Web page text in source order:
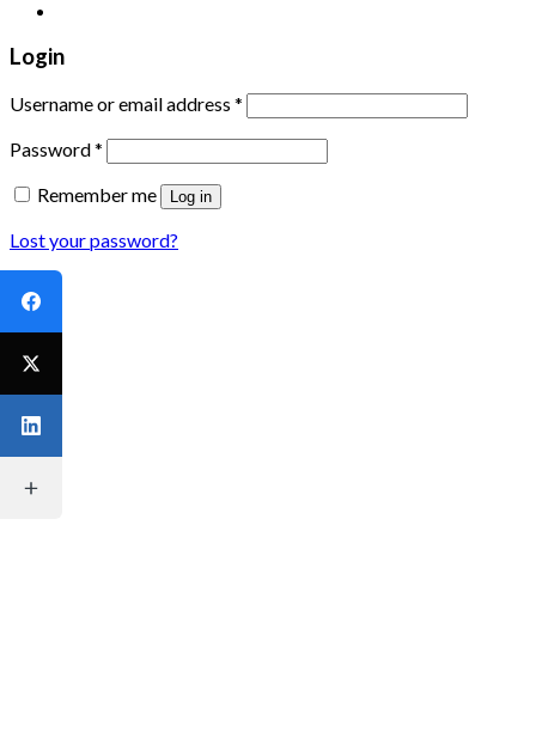
Login
Username or email address *
Password*
Remember me
Log in
Lost your password?